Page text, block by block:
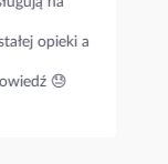
Muszę kogoś
calodobowa